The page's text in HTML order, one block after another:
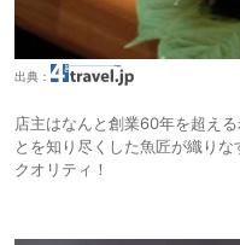
出典：
店主はなんと創業60年を超え
とを知り尽くした魚匠が織り
クオリティ！